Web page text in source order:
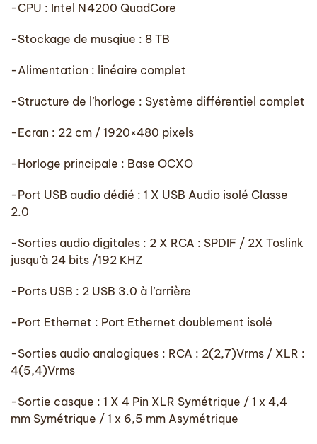
-CPU : Intel N4200 QuadCore
-Stockage de musqiue : 8 TB
-Alimentation : linéaire complet
-Structure de l’horloge : Système différentiel complet
-Ecran : 22 cm / 1920×480 pixels
-Horloge principale : Base OCXO
-Port USB audio dédié : 1 X USB Audio isolé Classe
2.0
-Sorties audio digitales : 2 X RCA : SPDIF / 2X Toslink
jusqu’à 24 bits /192 KHZ
-Ports USB : 2 USB 3.0 à l’arrière
-Port Ethernet : Port Ethernet doublement isolé
-Sorties audio analogiques : RCA : 2(2,7)Vrms / XLR :
4(5,4)Vrms
-Sortie casque : 1 X 4 Pin XLR Symétrique / 1 x 4,4
mm Symétrique / 1 x 6,5 mm Asymétrique